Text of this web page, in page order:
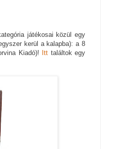
játékosai közül egy
kerül a kalapba): a 8
Kiadó)! Itt találtok egy